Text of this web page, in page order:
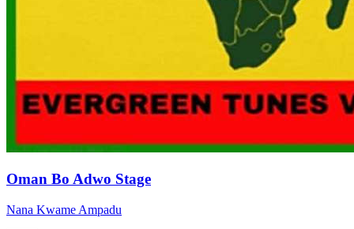
Oman Bo Adwo Stage
Nana Kwame Ampadu